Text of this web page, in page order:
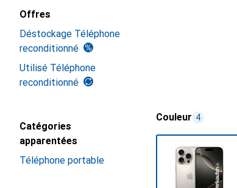
Offres
Déstockage Téléphone
reconditionné
Utilisé Téléphone
reconditionné
Catégories
apparentées
Téléphone portable
Couleur 4